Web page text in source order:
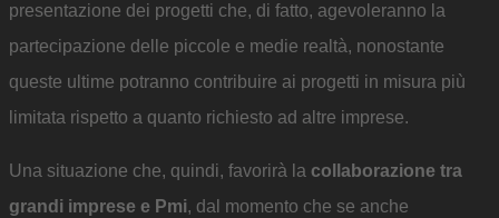
presentazione dei progetti che, di fatto, agevoleranno la
partecipazione delle piccole e medie realtà, nonostante
queste ultime potranno contribuire ai progetti in misura più
limitata rispetto a quanto richiesto ad altre imprese.
Una situazione che, quindi, favorirà la collaborazione tra
grandi imprese e Pmi, dal momento che se anche